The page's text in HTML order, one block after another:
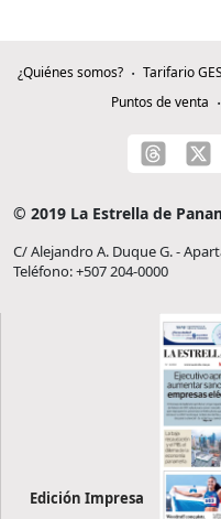
¿Quiénes somos? Tarifario
Puntos de venta
© 2019 La Estrella de
C/ Alejandro A. Duque G. -
Teléfono: +507 204-0000
Edición Impresa